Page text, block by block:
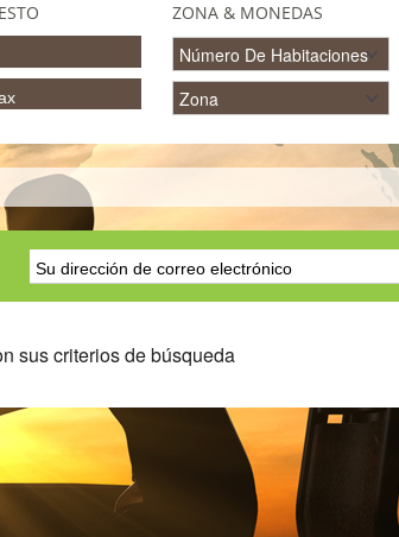
ZONA & MONEDAS
sus criterios de búsqueda